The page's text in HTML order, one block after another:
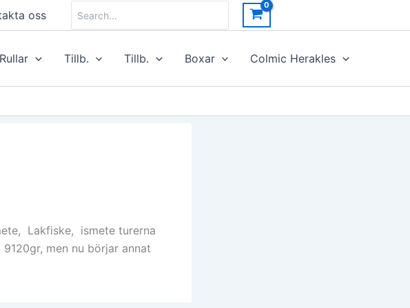
oss
for:
Tillb. Tillb. Boxar Colmic Herakles
Lakfiske, ismete turerna
men nu börjar annat